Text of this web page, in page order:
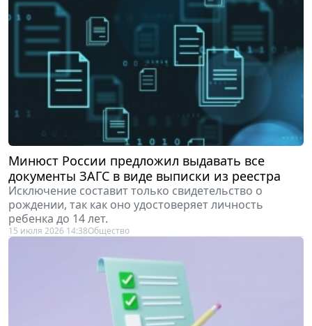
Минюст России предложил выдавать все
документы ЗАГС в виде выписки из реестра
Исключение составит только свидетельство о
рождении, так как оно удостоверяет личность
ребенка до 14 лет.
15 июля 2026 14:38 Общество